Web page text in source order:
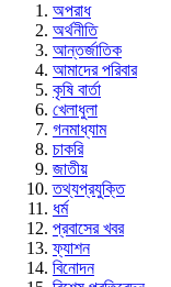
অপরাধ
অর্থনীতি
আন্তর্জাতিক
আমাদের পরিবার
কৃষি বার্তা
খেলাধুলা
গনমাধ্যাম
চাকরি
জাতীয়
তথ্যপ্রযুক্তি
ধর্ম
প্রবাসের খবর
ফ্যাশন
বিনোদন